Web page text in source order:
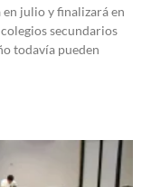
julio y finalizará en
secundarios
todavía pueden